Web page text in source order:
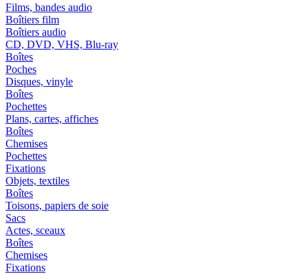
Films, bandes audio
Boîtiers film
Boîtiers audio
CD, DVD, VHS, Blu-ray
Boîtes
Poches
Disques, vinyle
Boîtes
Pochettes
Plans, cartes, affiches
Boîtes
Chemises
Pochettes
Fixations
Objets, textiles
Boîtes
Toisons, papiers de soie
Sacs
Actes, sceaux
Boîtes
Chemises
Fixations